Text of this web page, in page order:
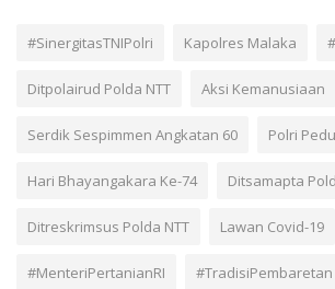
#SinergitasTNIPolri Kapolres Malaka
Ditpolairud Polda NTT Aksi Kemanusiaan
Serdik Sespimmen Angkatan 60 Polri
Hari Bhayangakara Ke-74 Ditsamapta
Ditreskrimsus Polda NTT Lawan Covid-19
#MenteriPertanianRI #TradisiPembaretan